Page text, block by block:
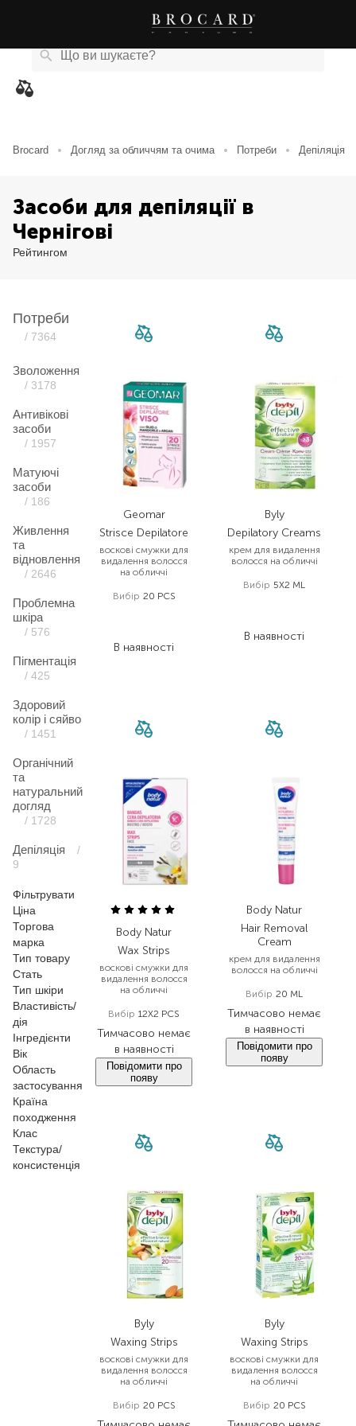
Brocard Догляд за обличчям та очима Потреби Депіляція
Засоби для депіляції в
Чернігові
Рейтингом
Потреби
/ 7364
Зволоження
/ 3178
Антивікові
засоби
/ 1957
Матуючі
засоби
/ 186
Живлення
та
відновлення
/ 2646
Проблемна
шкіра
/ 576
Пігментація
/ 425
Здоровий
колір і сяйво
/ 1451
Органічний
та
натуральний
догляд
/ 1728
Депіляція
/
9
Фільтрувати
Ціна
Торгова
марка
Тип товару
Стать
Тип шкіри
Властивість/
дія
Інгредієнти
Вік
Область
застосування
Країна
походження
Клас
Текстура/
консистенція
Geomar
Strisce Depilatore
воскові смужки для
видалення волосся
на обличчі
Вибір 20 PCS
В наявності
Byly
Depilatory Creams
крем для видалення
волосся на обличчі
Вибір 5Х2 ML
В наявності
Body Natur
Wax Strips
воскові смужки для
видалення волосся
на обличчі
Вибір 12X2 PCS
Тимчасово немає
в наявності
Повідомити про
появу
Body Natur
Hair Removal
Cream
крем для видалення
волосся на обличчі
Вибір 20 ML
Тимчасово немає
в наявності
Повідомити про
появу
Byly
Waxing Strips
воскові смужки для
видалення волосся
на обличчі
Вибір 20 PCS
Byly
Waxing Strips
воскові смужки для
видалення волосся
на обличчі
Вибір 20 PCS